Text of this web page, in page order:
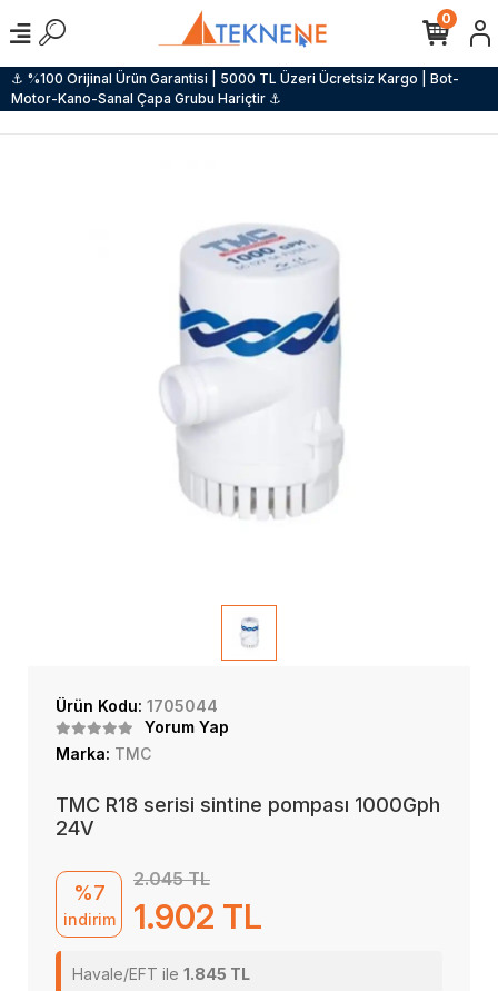
⚓ %100 Orijinal Ürün Garantisi | 5000 TL Üzeri Ücretsiz Kargo | Bot-
Motor-Kano-Sanal Çapa Grubu Hariçtir ⚓
0
Ürün Kodu: 1705044
Yorum Yap
Marka: TMC
TMC R18 serisi sintine pompası 1000Gph
24V
%7
indirim
2.045 TL
1.902 TL
Havale/EFT ile 1.845 TL